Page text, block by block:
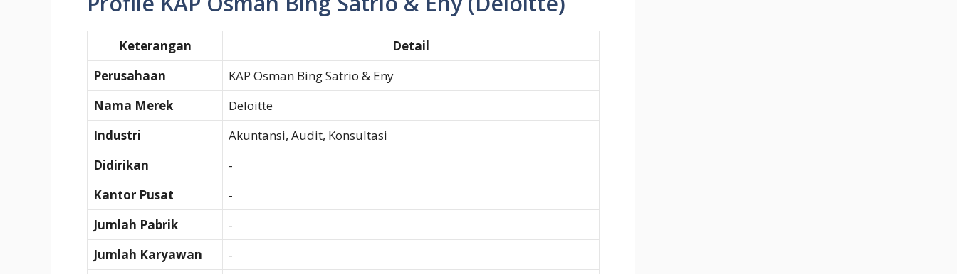
Keterangan
Detail
Perusahaan
KAP Osman Bing Satrio & Eny
Nama Merek
Deloitte
Industri
Akuntansi, Audit, Konsultasi
Didirikan
-
Kantor Pusat
-
Jumlah Pabrik
-
Jumlah Karyawan
-